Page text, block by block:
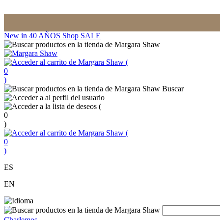
New in 40 AÑOS Shop SALE
(
0
)
Buscar
(
0
)
(
0
)
ES
EN